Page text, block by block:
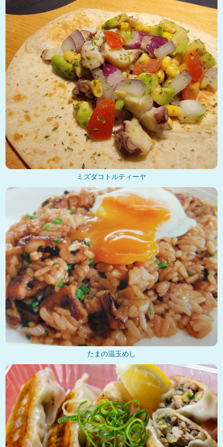
ミズダコトルティーヤ
たまの温玉めし